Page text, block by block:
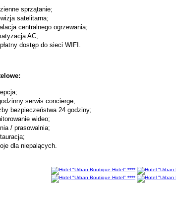
sprzątanie;
satelitarna;
centralnego ogrzewania;
AC;
dostęp do sieci WIFI.
serwis concierge;
bezpieczeństwa 24 godziny;
wideo;
/ prasowalnia;
dla niepalących.